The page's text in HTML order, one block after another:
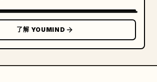
了解 YOUMIND